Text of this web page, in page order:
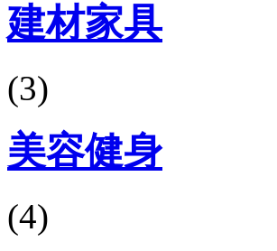
建材家具
(3)
美容健身
(4)